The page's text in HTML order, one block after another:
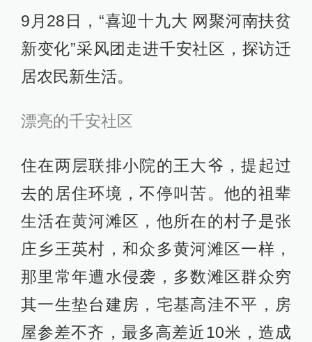
9月28日，“喜迎十九大 网聚河南扶贫
新变化”采风团走进千安社区，探访迁
居农民新生活。
漂亮的千安社区
住在两层联排小院的王大爷，提起过
去的居住环境，不停叫苦。他的祖辈
生活在黄河滩区，他所在的村子是张
庄乡王英村，和众多黄河滩区一样，
那里常年遭水侵袭，多数滩区群众穷
其一生垫台建房，宅基高洼不平，房
屋参差不齐，最多高差近10米，造成